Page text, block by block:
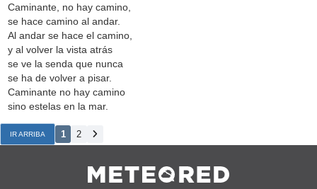
Caminante, no hay camino,
se hace camino al andar.
Al andar se hace el camino,
y al volver la vista atrás
se ve la senda que nunca
se ha de volver a pisar.
Caminante no hay camino
sino estelas en la mar.
IR ARRIBA 1 2